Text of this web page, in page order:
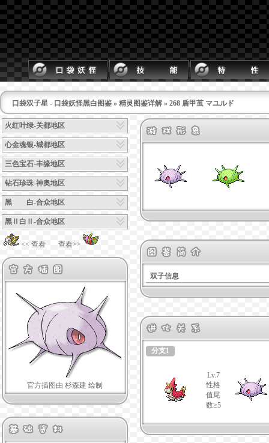
口袋双子星 - 口袋妖怪黑白图鉴 » 精灵图鉴详解 » 268 盾甲茧 マユルド
火红叶绿-关都地区
心金魂银-城都地区
三色宝石-丰缘地区
钻石珍珠-神奥地区
黑 白-合众地区
黑Ⅱ白Ⅱ-合众地区
<< 查看 查看>>
官方插图由 杉森建 绘制
双子信息
分支1
Lv.7
性格
值尾
数≥5